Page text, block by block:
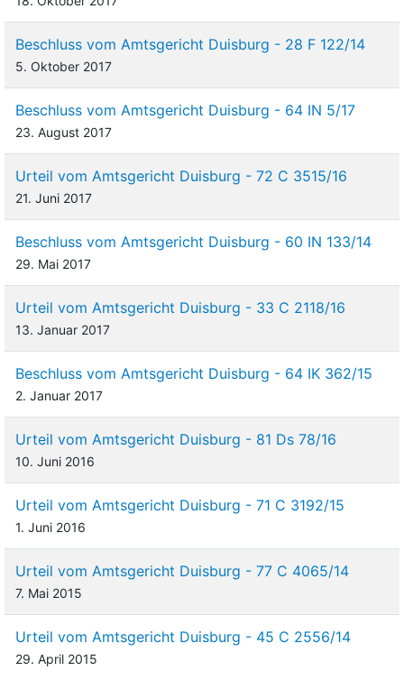
Beschluss vom Amtsgericht Duisburg - 28 F 122/14
5. Oktober 2017
Beschluss vom Amtsgericht Duisburg - 64 IN 5/17
23. August 2017
Urteil vom Amtsgericht Duisburg - 72 C 3515/16
21. Juni 2017
Beschluss vom Amtsgericht Duisburg - 60 IN 133/14
29. Mai 2017
Urteil vom Amtsgericht Duisburg - 33 C 2118/16
13. Januar 2017
Beschluss vom Amtsgericht Duisburg - 64 IK 362/15
2. Januar 2017
Urteil vom Amtsgericht Duisburg - 81 Ds 78/16
10. Juni 2016
Urteil vom Amtsgericht Duisburg - 71 C 3192/15
1. Juni 2016
Urteil vom Amtsgericht Duisburg - 77 C 4065/14
7. Mai 2015
Urteil vom Amtsgericht Duisburg - 45 C 2556/14
29. April 2015